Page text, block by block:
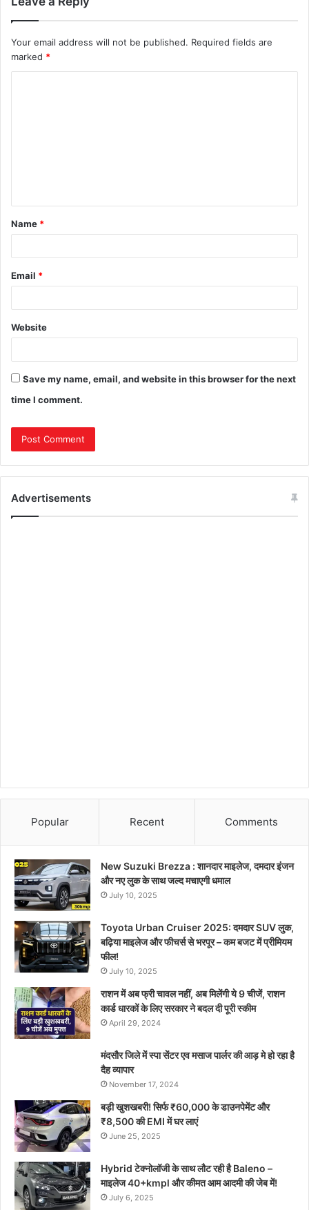
Your email address will not be published. Required fields are
marked *
Name *
Email *
Website
Save my name, email, and website in this browser for the next
time I comment.
Advertisements
Popular Recent Comments
New Suzuki Brezza : शानदार माइलेज, दमदार इंजन
और नए लुक के साथ जल्द मचाएगी धमाल
July 10, 2025
Toyota Urban Cruiser 2025: दमदार SUV लुक,
बढ़िया माइलेज और फीचर्स से भरपूर – कम बजट में प्रीमियम
फील!
July 10, 2025
राशन में अब फ्री चावल नहीं, अब मिलेंगी ये 9 चीजें, राशन
कार्ड धारकों के लिए सरकार ने बदल दी पूरी स्कीम
April 29, 2024
मंदसौर जिले में स्पा सेंटर एव मसाज पार्लर की आड़ मे हो रहा है
दैह व्यापार
November 17, 2024
बड़ी खुशखबरी! सिर्फ ₹60,000 के डाउनपेमेंट और
₹8,500 की EMI में घर लाएं
June 25, 2025
Hybrid टेक्नोलॉजी के साथ लौट रही है Baleno –
माइलेज 40+kmpl और कीमत आम आदमी की जेब में!
July 6, 2025